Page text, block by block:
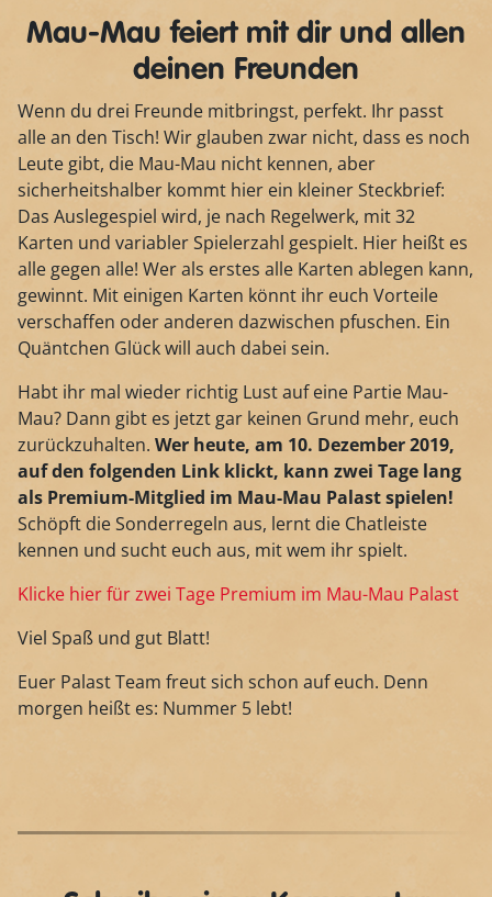
Mau-Mau feiert mit dir und allen
deinen Freunden
Wenn du drei Freunde mitbringst, perfekt. Ihr passt
alle an den Tisch! Wir glauben zwar nicht, dass es noch
Leute gibt, die Mau-Mau nicht kennen, aber
sicherheitshalber kommt hier ein kleiner Steckbrief:
Das Auslegespiel wird, je nach Regelwerk, mit 32
Karten und variabler Spielerzahl gespielt. Hier heißt es
alle gegen alle! Wer als erstes alle Karten ablegen kann,
gewinnt. Mit einigen Karten könnt ihr euch Vorteile
verschaffen oder anderen dazwischen pfuschen. Ein
Quäntchen Glück will auch dabei sein.
Habt ihr mal wieder richtig Lust auf eine Partie Mau-
Mau? Dann gibt es jetzt gar keinen Grund mehr, euch
zurückzuhalten. Wer heute, am 10. Dezember 2019,
auf den folgenden Link klickt, kann zwei Tage lang
als Premium-Mitglied im Mau-Mau Palast spielen!
Schöpft die Sonderregeln aus, lernt die Chatleiste
kennen und sucht euch aus, mit wem ihr spielt.
Klicke hier für zwei Tage Premium im Mau-Mau Palast
Viel Spaß und gut Blatt!
Euer Palast Team freut sich schon auf euch. Denn
morgen heißt es: Nummer 5 lebt!